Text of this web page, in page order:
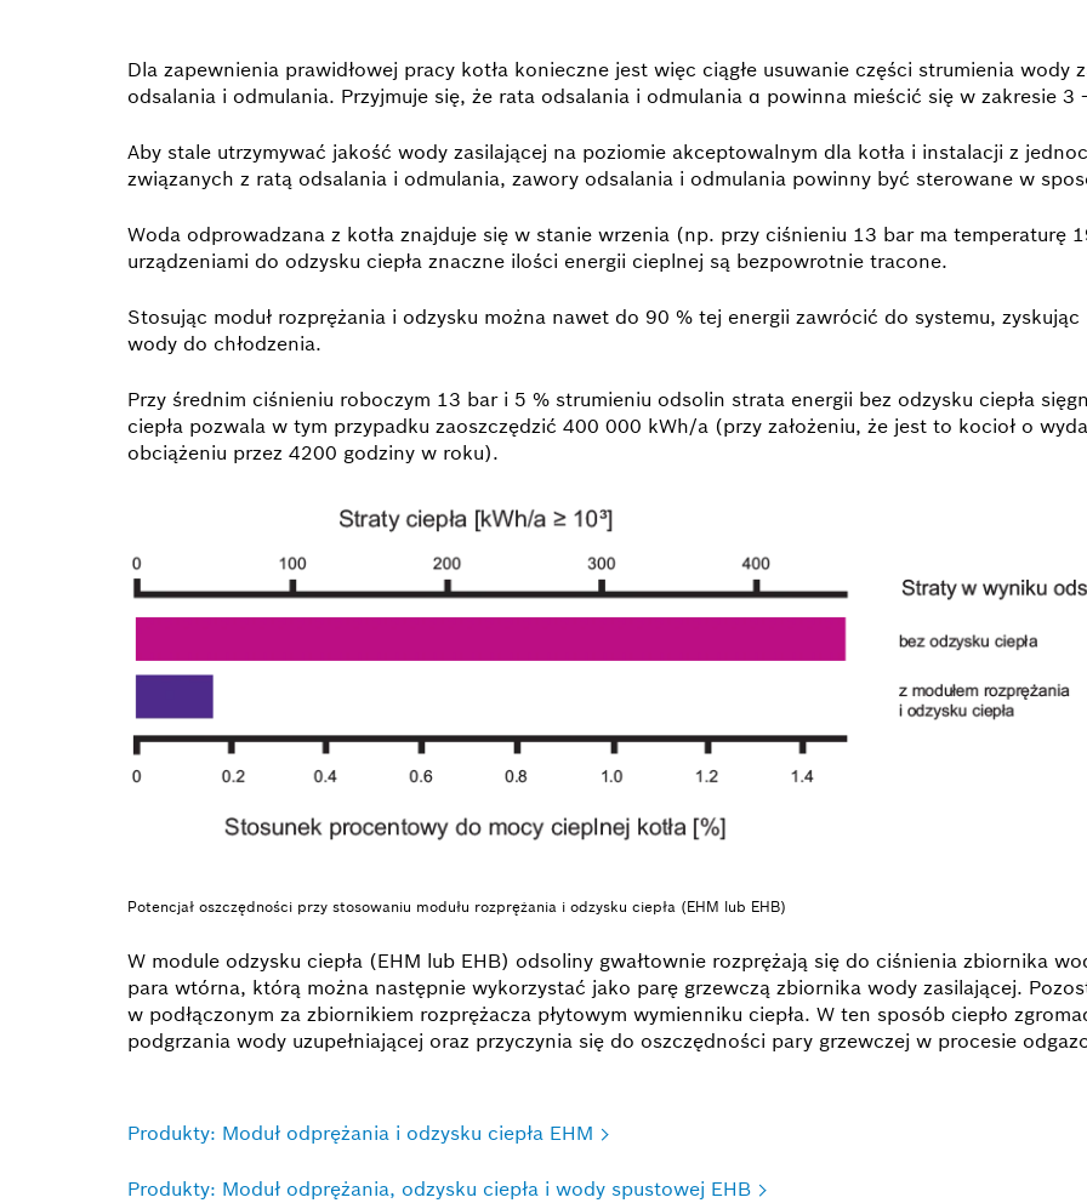
Dla zapewnienia prawidłowej pracy kotła konieczne jest więc ciągłe usuwanie części strumienia
odsalania i odmulania. Przyjmuje się, że rata odsalania i odmulania α powinna mieścić się w zakresie
Aby stale utrzymywać jakość wody zasilającej na poziomie akceptowalnym dla kotła i instalacji z
związanych z ratą odsalania i odmulania, zawory odsalania i odmulania powinny być sterowane w
Woda odprowadzana z kotła znajduje się w stanie wrzenia (np. przy ciśnieniu 13 bar ma temperaturę
urządzeniami do odzysku ciepła znaczne ilości energii cieplnej są bezpowrotnie tracone.
Stosując moduł rozprężania i odzysku można nawet do 90 % tej energii zawrócić do systemu,
wody do chłodzenia.
Przy średnim ciśnieniu roboczym 13 bar i 5 % strumieniu odsolin strata energii bez odzysku ciepła
ciepła pozwala w tym przypadku zaoszczędzić 400 000 kWh/a (przy założeniu, że jest to kocioł o
obciążeniu przez 4200 godziny w roku).
Potencjał oszczędności przy stosowaniu modułu rozprężania i odzysku ciepła (EHM lub EHB)
W module odzysku ciepła (EHM lub EHB) odsoliny gwałtownie rozprężają się do ciśnienia zbiornika
para wtórna, którą można następnie wykorzystać jako parę grzewczą zbiornika wody zasilającej.
w podłączonym za zbiornikiem rozprężacza płytowym wymienniku ciepła. W ten sposób ciepło
podgrzania wody uzupełniającej oraz przyczynia się do oszczędności pary grzewczej w procesie
Produkty: Moduł odprężania i odzysku ciepła EHM
Produkty: Moduł odprężania, odzysku ciepła i wody spustowej EHB